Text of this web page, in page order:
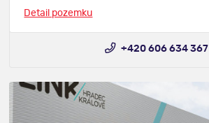
Detail pozemku
+420 606 634 367